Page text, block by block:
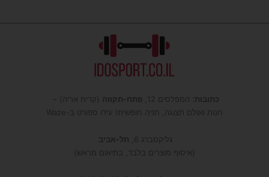
כתובות : המפלסים 12, פתח-תקווה (קרית אריה) –
חנות ואולם תצוגה, חניה חופשית! עידו ספורט ב-Waze
גליקסברג 6,
תל-אביב
(איסוף מוצרים בלבד, בתיאום מראש)